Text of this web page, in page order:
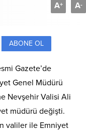
A+ A-
ABONE OL
Gazete’de
Genel Müdürü
Nevşehir Valisi Ali
müdürü değişti.
valiler ile Emniyet